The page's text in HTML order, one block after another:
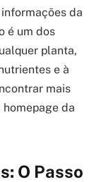
da
é um dos
planta,
e à
mais
da
O Passo